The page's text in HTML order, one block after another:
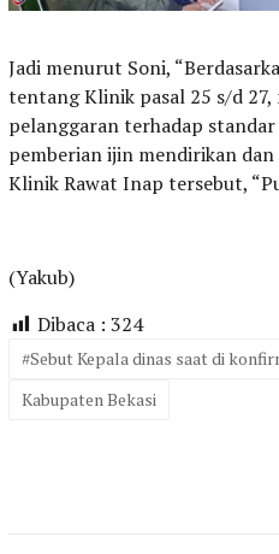
Jadi menurut Soni,
tentang Klinik pasal 25 s/d
pelanggaran terhadap
pemberian ijin mendirikan
Klinik Rawat Inap tersebut,
(Yakub)
Dibaca : 324
#Sebut Kepala dinas saat di
Kabupaten Bekasi